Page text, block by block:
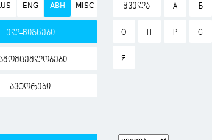
ENG ABH MISC
ელ-წიგნები
ავტორები
ᲧᲕᲔᲚᲐ А Б
О П Р С
Я